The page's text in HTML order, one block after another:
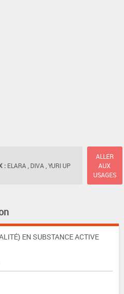
: ELARA , DIVA , YURI UP
ALLER
AUX
USAGES
EN SUBSTANCE ACTIVE